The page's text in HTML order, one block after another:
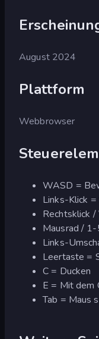
August 2024
Plattform
Webbrowser
WASD =
Links-Klick =
Rechtsklick
Mausrad /
Links-
Leertaste =
C = Ducken
E = Mit dem
Tab = Maus